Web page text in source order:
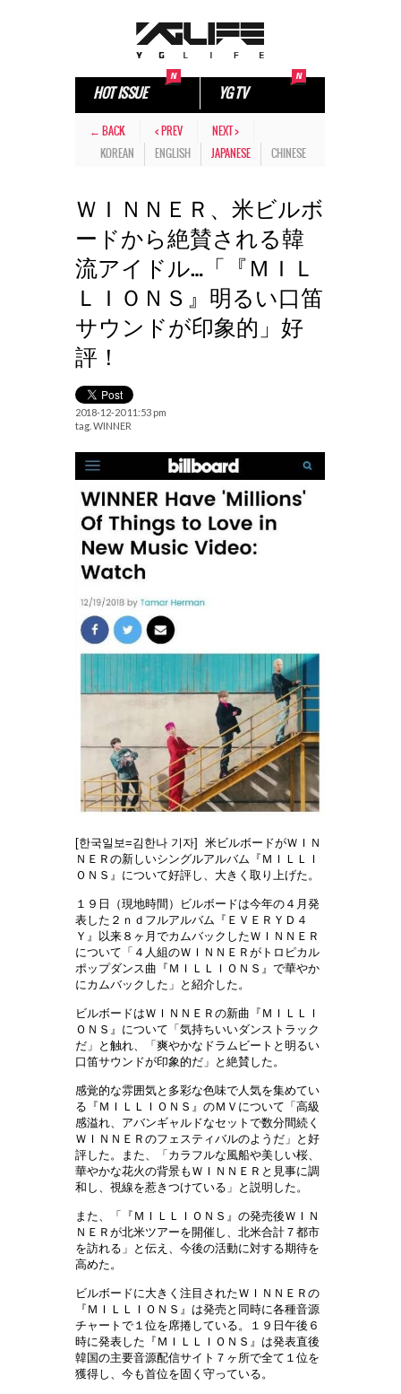
HOT ISSUE YG TV
← BACK < PREV
NEXT >
KOREAN
ENGLISH JAPANESE CHINESE
ＷＩＮＮＥＲ、米ビルボ
ードから絶賛される韓
流アイドル…「『ＭＩＬ
ＬＩＯＮＳ』明るい口笛
サウンドが印象的」好
評！
2018-12-20 11:53 pm
tag. WINNER
[한국일보=김한나 기자] 米ビルボードがＷＩＮ
ＮＥＲの新しいシングルアルバム『ＭＩＬＬＩ
ＯＮＳ』について好評し、大きく取り上げた。
１９日（現地時間）ビルボードは今年の４月 発
表した２ｎｄフルアルバム『ＥＶＥＲＹＤ４
Ｙ』以来８ヶ月でカムバックしたＷＩＮＮＥＲ
について「４人組のＷＩＮＮＥＲがトロピカル
ポップダンス曲『ＭＩＬＬＩＯＮＳ』で華やか
にカムバックした」と紹介した。
ビルボードはＷＩＮＮＥＲの新曲『ＭＩＬＬＩ
ＯＮＳ』について「 気持ちいいダンストラック
だ」と触れ、「爽やかなドラムビートと明るい
口笛サウンドが印象的だ」と絶賛した。
感覚的な雰囲気と多彩な色味で人気を集めてい
る『ＭＩＬＬＩＯＮＳ』のＭＶについて「高級
感溢れ、アバンギャルドなセットで数分間続く
ＷＩＮＮＥＲのフェスティバルのようだ」と好
評した。また、「カラフルな風船や美しい桜、
華やかな花火の背景もＷＩＮＮＥＲと見事に調
和し、視線を惹きつけている」と説明した。
また、「『ＭＩＬＬＩＯＮＳ』の発売後ＷＩＮ
ＮＥＲが北米ツアーを開催し、北米合計７都市
を訪れる」と伝え、今後の活動に対する期待を
高めた。
ビルボードに大きく注目されたＷＩＮＮＥＲの
『ＭＩＬＬＩＯＮＳ』は発売と同時に各種音源
チャートで１位を席捲している。１９日午後６
時に発表した『ＭＩＬＬＩＯＮＳ』は発表直後
韓国の主要音源配信サイト７ヶ所で全て１位を
獲得し、今も首位を固く守っている。